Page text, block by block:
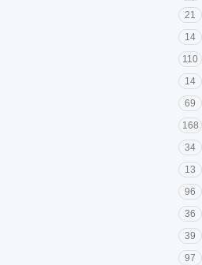
21
14
110
14
69
168
34
13
96
36
39
97